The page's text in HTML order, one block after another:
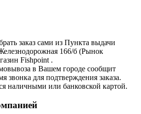
заказ сами из Пункта выдачи
166/б (Рынок
Fishpoint .
в Вашем городе сообщит
звонка для подтверждения заказа.
наличными или банковской картой.